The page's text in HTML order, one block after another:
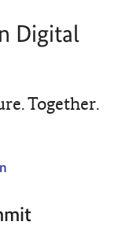
Digital
Together.